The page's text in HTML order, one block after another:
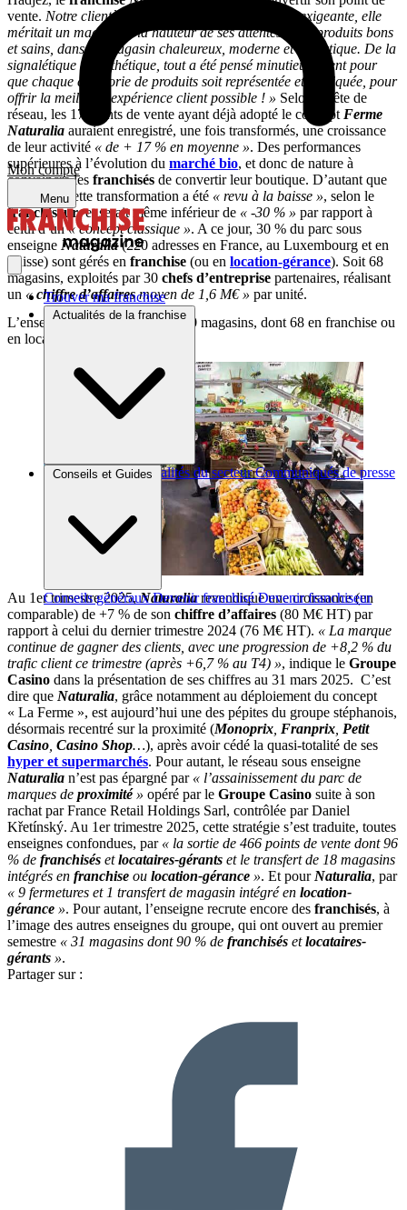
Mon compte
Menu
Trouver ma franchise
Actualités de la franchise
Brèves et actus Actualités du secteur Communiqués de presse
Conseils et Guides
Conseils généraux Devenir franchisé Devenir franchiseur
vente. Notre clientèle de Boulogne est très fidèle et exigeante, elle
méritait un magasin à la hauteur de ses attentes : des produits bons
et sains, dans un magasin chaleureux, moderne et didactique. De la
signalétique à l’esthétique, tout a été pensé minutieusement pour
que chaque catégorie de produits soit représentée et expliquée, pour
offrir la meilleure expérience client possible ! » Selon la tête de
réseau, les 17 points de vente ayant déjà adopté le concept Ferme
Naturalia auraient enregistré, une fois transformés, une croissance
de leur activité « de + 17 % en moyenne ». Des performances
supérieures à l’évolution du marché bio, et donc de nature à
convaincre les franchisés de convertir leur boutique. D’autant que
le coût de cette transformation a été « revu à la baisse », selon le
franchiseur, et serait même inférieur de « -30 % » par rapport à
celui d’un« concept classique ». A ce jour, 30 % du parc sous
enseigne Naturalia(220 adresses en France, au Luxembourg et en
Suisse) sont gérés en franchise (ou en location-gérance). Soit 68
magasins, exploités par 30 chefs d’entreprise partenaires, réalisant
un «chiffre d’affairesmoyen de 1,6 M€ » par unité.
L’enseigne Naturalia compte 220 magasins, dont 68 en franchise ou
en location-gérance
Au 1er trimestre 2025,Naturaliarevendique une croissance (en
comparable) de +7 % de son chiffre d’affaires (80 M€ HT) par
rapport à celui du dernier trimestre 2024 (76 M€ HT). « La marque
continue de gagner des clients, avec une progression de +8,2 % du
trafic client ce trimestre (après +6,7 % au T4) », indique le Groupe
Casino dans la présentation de ses chiffres au 31 mars 2025. C’est
dire que Naturalia, grâce notamment au déploiement du concept
« La Ferme », est aujourd’hui une des pépites du groupe stéphanois,
désormais recentré sur la proximité (Monoprix Franprix Petit
Casino Casino Shop…), après avoir cédé la quasi-totalité de ses
hyper et supermarchés. Pour autant, le réseau sous enseigne
Naturalia n’est pas épargné par « l’assainissement du parc de
marques de proximité » opéré par le Groupe Casino suite à son
rachat par France Retail Holdings Sarl, contrôlée par Daniel
Křetínský. Au 1er trimestre 2025, cette stratégie s’est traduite, toutes
enseignes confondues, par « la sortie de 466 points de vente dont 96
% de franchisés etlocataires-gérants et le transfert de 18 magasins
intégrés en franchise ou location-gérance ». Et pour Naturalia, par
« 9 fermetures et 1 transfert de magasin intégré en location-
gérance ». Pour autant, l’enseigne recrute encore des franchisés, à
l’image des autres enseignes du groupe, qui ont ouvert au premier
semestre « 31 magasins dont 90 % de franchisés etlocataires-
gérants ».
Partager sur :